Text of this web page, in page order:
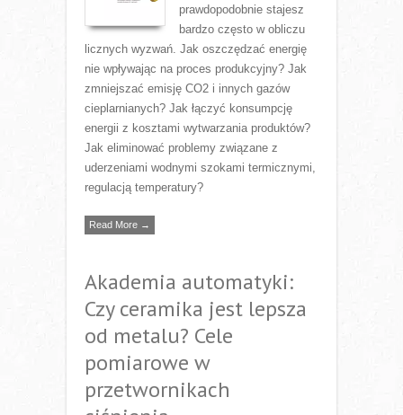
prawdopodobnie stajesz
bardzo często w obliczu
licznych wyzwań. Jak oszczędzać energię
nie wpływając na proces produkcyjny? Jak
zmniejszać emisję CO2 i innych gazów
cieplarnianych? Jak łączyć konsumpcję
energii z kosztami wytwarzania produktów?
Jak eliminować problemy związane z
uderzeniami wodnymi szokami termicznymi,
regulacją temperatury?
Read More →
Akademia automatyki:
Czy ceramika jest lepsza
od metalu? Cele
pomiarowe w
przetwornikach